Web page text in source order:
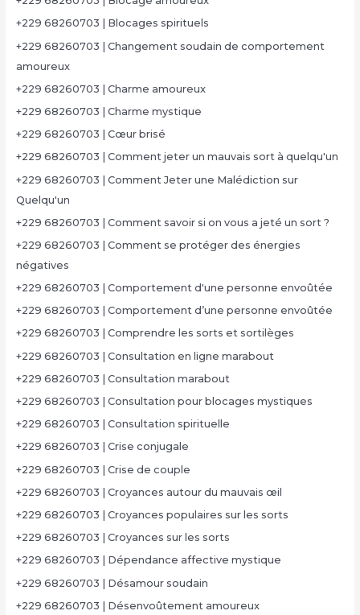
+229 68260703 | Blocages spirituels
+229 68260703 | Changement soudain de comportement
amoureux
+229 68260703 | Charme amoureux
+229 68260703 | Charme mystique
+229 68260703 | Cœur brisé
+229 68260703 | Comment jeter un mauvais sort à quelqu'un
+229 68260703 | Comment Jeter une Malédiction sur
Quelqu'un
+229 68260703 | Comment savoir si on vous a jeté un sort ?
+229 68260703 | Comment se protéger des énergies
négatives
+229 68260703 | Comportement d'une personne envoûtée
+229 68260703 | Comportement d’une personne envoûtée
+229 68260703 | Comprendre les sorts et sortilèges
+229 68260703 | Consultation en ligne marabout
+229 68260703 | Consultation marabout
+229 68260703 | Consultation pour blocages mystiques
+229 68260703 | Consultation spirituelle
+229 68260703 | Crise conjugale
+229 68260703 | Crise de couple
+229 68260703 | Croyances autour du mauvais œil
+229 68260703 | Croyances populaires sur les sorts
+229 68260703 | Croyances sur les sorts
+229 68260703 | Dépendance affective mystique
+229 68260703 | Désamour soudain
+229 68260703 | Désenvoûtement amoureux